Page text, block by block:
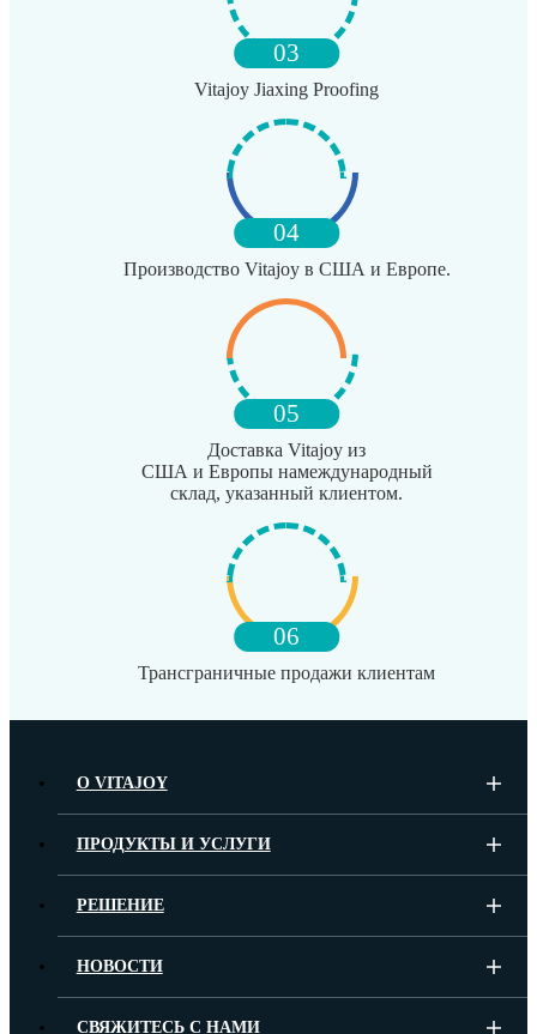
03
Vitajoy Jiaxing Proofing
04
Производство Vitajoy в США и Европе.
05
Доставка Vitajoy из
США и Европы намеждународный
склад, указанный клиентом.
06
Трансграничные продажи клиентам
О VITAJOY
ПРОДУКТЫ И УСЛУГИ
РЕШЕНИЕ
НОВОСТИ
СВЯЖИТЕСЬ С НАМИ